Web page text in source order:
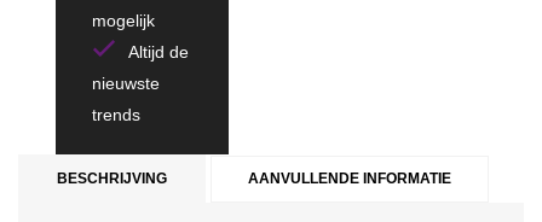
mogelijk
Altijd de
nieuwste
trends
BESCHRIJVING AANVULLENDE INFORMATIE